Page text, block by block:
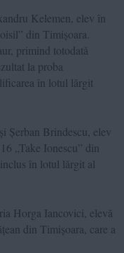
Kelemen, elev în
din Timișoara.
primind totodată
la proba
în lotul lărgit
Șerban Brindescu, elev
„Take Ionescu” din
în lotul lărgit al
Horga Iancovici, elevă
din Timișoara, care a